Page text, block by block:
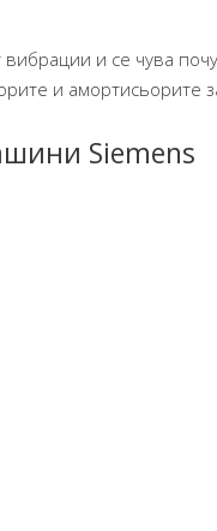
и се чува
и амортисьорите
Siemens